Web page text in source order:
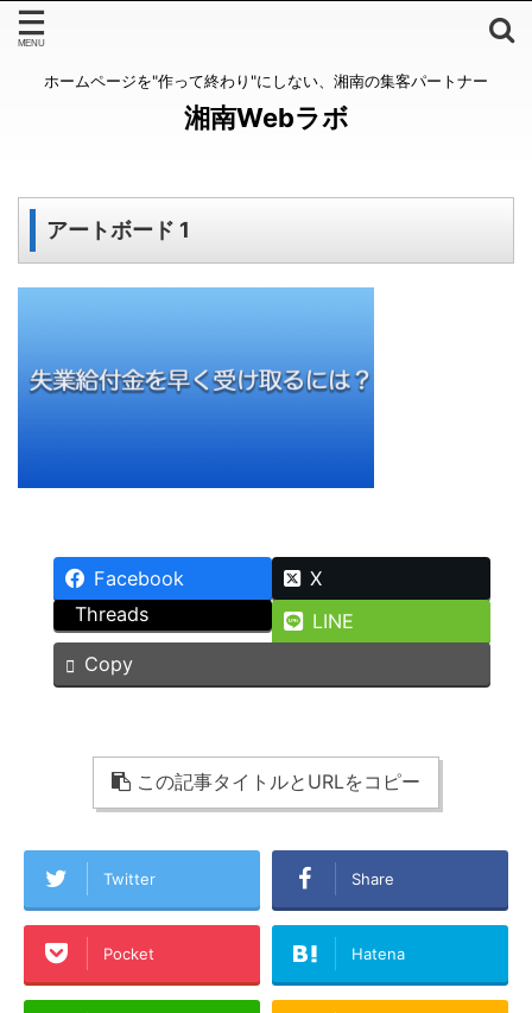
ホームページを"作って終わり"にしない、湘南の集客パートナー
湘南Webラボ
アートボード 1
Facebook
X
Threads
LINE
Copy
この記事タイトルとURLをコピー
Twitter Share
Pocket Hatena